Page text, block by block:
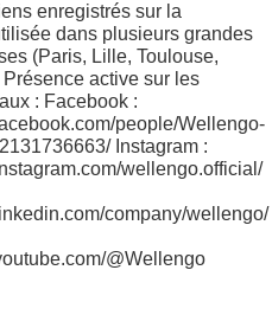
enregistrés sur la
dans plusieurs grandes
(Paris, Lille, Toulouse,
active sur les
: Facebook :
people/Wellengo-
Instagram :
wellengo.official/
company/wellengo/
@Wellengo